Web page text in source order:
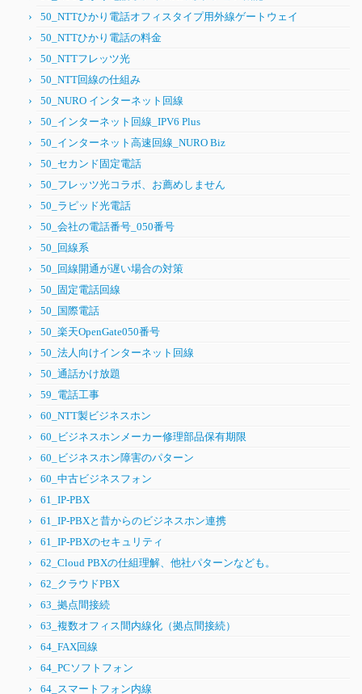
50_NTTひかり電話オフィスタイプ用外線ゲートウェイ
50_NTTひかり電話の料金
50_NTTフレッツ光
50_NTT回線の仕組み
50_NURO インターネット回線
50_インターネット回線_IPV6 Plus
50_インターネット高速回線_NURO Biz
50_セカンド固定電話
50_フレッツ光コラボ、お薦めしません
50_ラピッド光電話
50_会社の電話番号_050番号
50_回線系
50_回線開通が遅い場合の対策
50_固定電話回線
50_国際電話
50_楽天OpenGate050番号
50_法人向けインターネット回線
50_通話かけ放題
59_電話工事
60_NTT製ビジネスホン
60_ビジネスホンメーカー修理部品保有期限
60_ビジネスホン障害のパターン
60_中古ビジネスフォン
61_IP-PBX
61_IP-PBXと昔からのビジネスホン連携
61_IP-PBXのセキュリティ
62_Cloud PBXの仕組理解、他社パターンなども。
62_クラウドPBX
63_拠点間接続
63_複数オフィス間内線化（拠点間接続）
64_FAX回線
64_PCソフトフォン
64_スマートフォン内線